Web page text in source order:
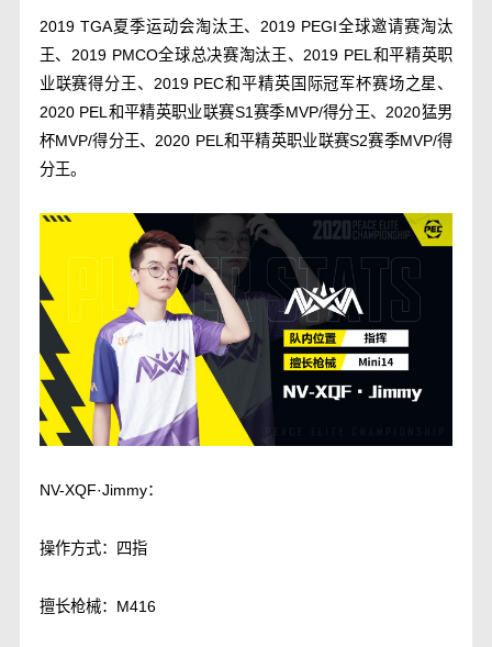
2019 TGA夏季运动会淘汰王、2019 PEGI全球邀请赛淘汰
王、2019 PMCO全球总决赛淘汰王、2019 PEL和平精英职
业联赛得分王、2019 PEC和平精英国际冠军杯赛场之星、
2020 PEL和平精英职业联赛S1赛季MVP/得分王、2020猛男
杯MVP/得分王、2020 PEL和平精英职业联赛S2赛季MVP/得
分王。
NV-XQF·Jimmy：
操作方式：四指
擅长枪械：M416